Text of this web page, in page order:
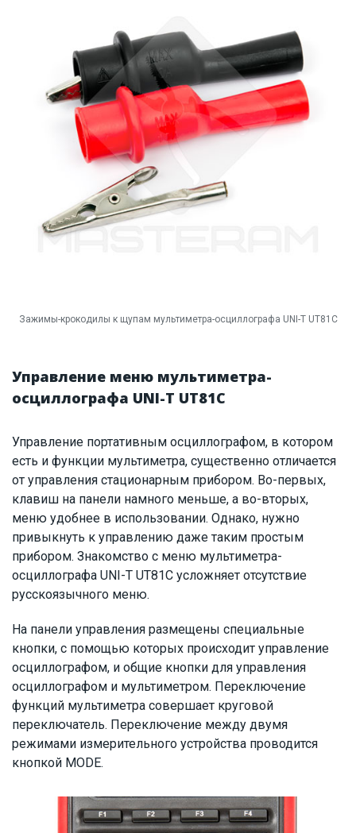
Зажимы-крокодилы к щупам мультиметра-осциллографа UNI-T UT81C
Управление меню мультиметра-
осциллографа UNI-T UT81C
Управление портативным осциллографом, в котором
есть и функции мультиметра, существенно отличается
от управления стационарным прибором. Во-первых,
клавиш на панели намного меньше, а во-вторых,
меню удобнее в использовании. Однако, нужно
привыкнуть к управлению даже таким простым
прибором. Знакомство с меню мультиметра-
осциллографа UNI-T UT81C усложняет отсутствие
русскоязычного меню.
На панели управления размещены специальные
кнопки, с помощью которых происходит управление
осциллографом, и общие кнопки для управления
осциллографом и мультиметром. Переключение
функций мультиметра совершает круговой
переключатель. Переключение между двумя
режимами измерительного устройства проводится
кнопкой MODE.